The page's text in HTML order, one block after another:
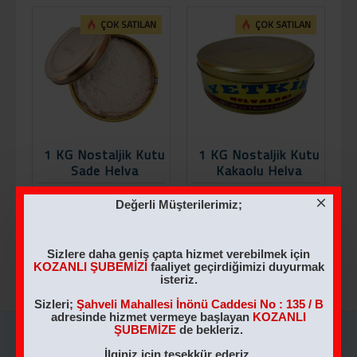
Değerli Müşterilerimiz;
Sizlere daha geniş çapta hizmet verebilmek için
KOZANLI ŞUBEMİZİfaaliyet geçirdiğimizi duyurmak
isteriz.
Sizleri; Şahveli Mahallesi İnönü Caddesi No : 135 / B
adresinde hizmet vermeye başlayan KOZANLI
ŞUBEMİZE de bekleriz.
İlginiz için teşekkür ederiz.
ÇOK SATILAN
1 KG Nostaljik Kutu
Sade Helva
250,00TL
SEPETE EKLE
ÇOK SATILAN
1 KG Nostaljik Kutu
Kakaolu Helva
250,00TL
SEPETE EKLE